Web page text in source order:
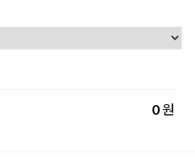
0원